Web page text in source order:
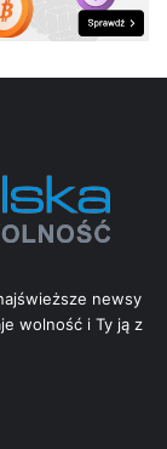
newsy
wolność i Ty ją z